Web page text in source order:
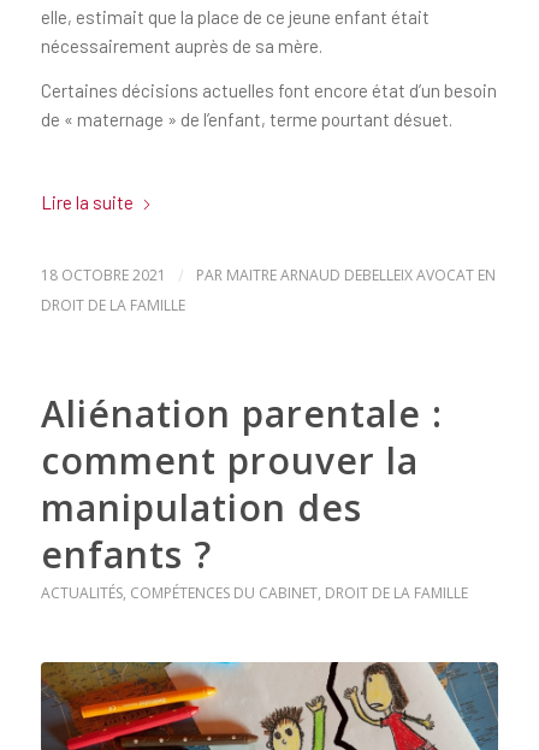
elle, estimait que la place de ce jeune enfant était
nécessairement auprès de sa mère.
Certaines décisions actuelles font encore état d’un besoin
de « maternage » de l’enfant, terme pourtant désuet.
Lire la suite
18 OCTOBRE 2021 / PAR MAITRE ARNAUD DEBELLEIX AVOCAT EN
DROIT DE LA FAMILLE
Aliénation parentale :
comment prouver la
manipulation des
enfants ?
ACTUALITÉS, COMPÉTENCES DU CABINET, DROIT DE LA FAMILLE